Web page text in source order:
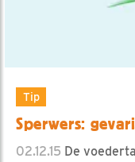
Tip
Sperwers:
02.12.15 De